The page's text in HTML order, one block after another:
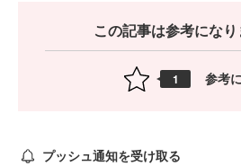
この記事は参考にな
1 参考
プッシュ通知を受け取る